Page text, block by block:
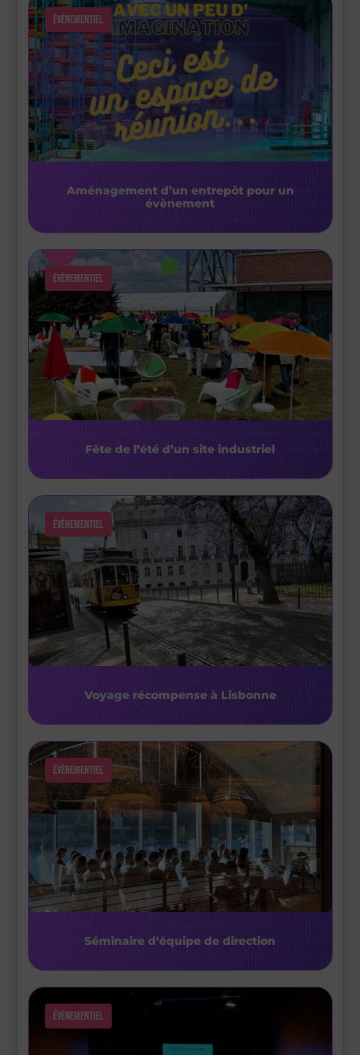
Évènementiel
Aménagement d’un entrepôt pour un
évènement
Évènementiel
Fête de l’été d’un site industriel
Évènementiel
Voyage récompense à Lisbonne
Évènementiel
Séminaire d’équipe de direction
Évènementiel